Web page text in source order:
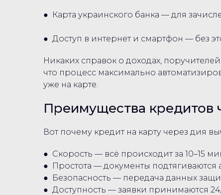
● Карта украинского банка — для
● Доступ в интернет и смартфон — без
Никаких справок о доходах,
что процесс максимально
уже на карте.
Преимущества кредитов
Вот почему кредит на карту через дия
● Скорость — всё происходит за 10–15
● Простота — документы подтягиваются
● Безопасность — передача данных
● Доступность — заявки принимаются